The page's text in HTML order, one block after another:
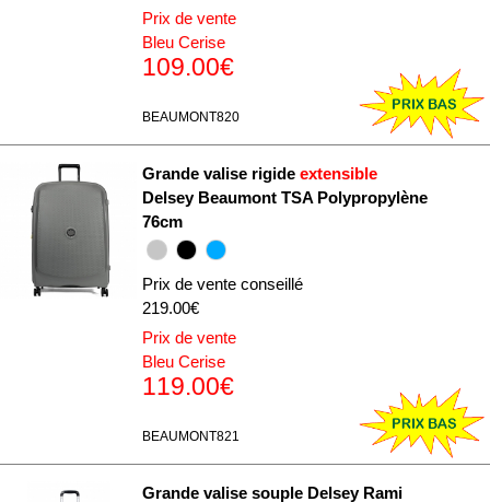
Prix de vente
Bleu Cerise
109.00€
BEAUMONT820
Grande valise rigide extensible
Delsey Beaumont TSA Polypropylène
76cm
Prix de vente conseillé
219.00€
Prix de vente
Bleu Cerise
119.00€
BEAUMONT821
Grande valise souple Delsey Rami